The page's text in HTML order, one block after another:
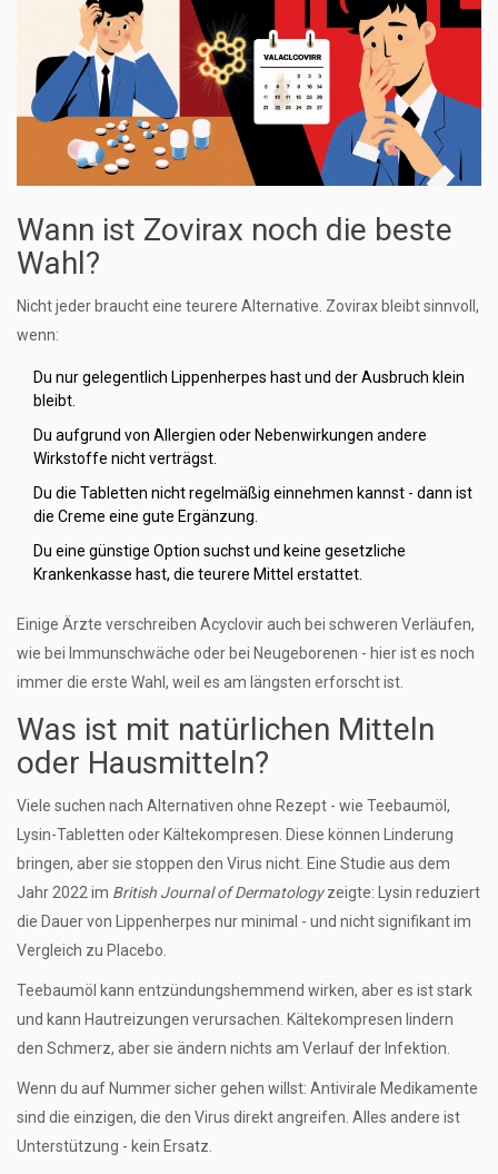
Wann ist Zovirax noch die beste
Wahl?
Nicht jeder braucht eine teurere Alternative. Zovirax bleibt sinnvoll,
wenn:
Du nur gelegentlich Lippenherpes hast und der Ausbruch klein
bleibt.
Du aufgrund von Allergien oder Nebenwirkungen andere
Wirkstoffe nicht verträgst.
Du die Tabletten nicht regelmäßig einnehmen kannst - dann ist
die Creme eine gute Ergänzung.
Du eine günstige Option suchst und keine gesetzliche
Krankenkasse hast, die teurere Mittel erstattet.
Einige Ärzte verschreiben Acyclovir auch bei schweren Verläufen,
wie bei Immunschwäche oder bei Neugeborenen - hier ist es noch
immer die erste Wahl, weil es am längsten erforscht ist.
Was ist mit natürlichen Mitteln
oder Hausmitteln?
Viele suchen nach Alternativen ohne Rezept - wie Teebaumöl,
Lysin-Tabletten oder Kältekompresen. Diese können Linderung
bringen, aber sie stoppen den Virus nicht. Eine Studie aus dem
Jahr 2022 im British Journal of Dermatologyzeigte: Lysin reduziert
die Dauer von Lippenherpes nur minimal - und nicht signifikant im
Vergleich zu Placebo.
Teebaumöl kann entzündungshemmend wirken, aber es ist stark
und kann Hautreizungen verursachen. Kältekompresen lindern
den Schmerz, aber sie ändern nichts am Verlauf der Infektion.
Wenn du auf Nummer sicher gehen willst: Antivirale Medikamente
sind die einzigen, die den Virus direkt angreifen. Alles andere ist
Unterstützung - kein Ersatz.